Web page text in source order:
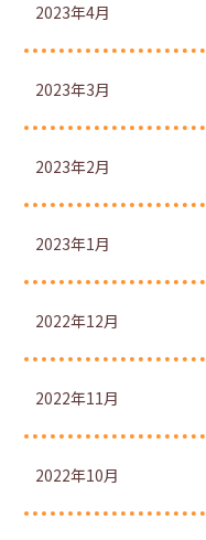
2023年4月
2023年3月
2023年2月
2023年1月
2022年12月
2022年11月
2022年10月